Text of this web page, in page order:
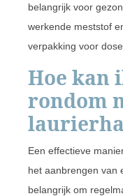
belangrijk voor
werkende meststof
verpakking voor
Hoe kan
rondom
Een effectieve
het aanbrengen van
belangrijk om